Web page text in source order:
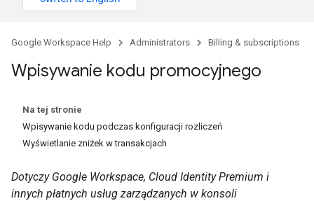
Google Workspace Help Administrators Billing & subscriptions
Wpisywanie kodu promocyjnego
Na tej stronie
Wpisywanie kodu podczas konfiguracji rozliczeń
Wyświetlanie zniżek w transakcjach
Dotyczy Google Workspace, Cloud Identity Premium i
innych płatnych usług zarządzanych w konsoli